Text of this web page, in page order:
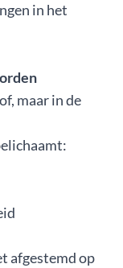
in het
maar in de
afgestemd op